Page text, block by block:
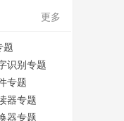
更多
题
识别专题
专题
器专题
器专题